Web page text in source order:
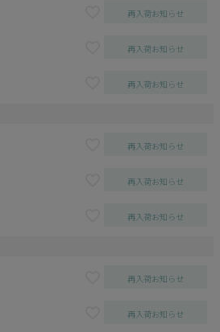
再入荷お知らせ
再入荷お知らせ
再入荷お知らせ
再入荷お知らせ
再入荷お知らせ
再入荷お知らせ
再入荷お知らせ
再入荷お知らせ